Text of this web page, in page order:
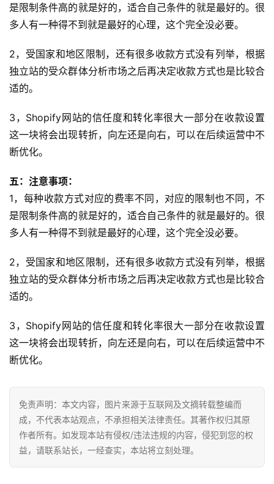
是限制条件高的就是好的，适合自己条件的就是最好的。很
多人有一种得不到就是最好的心理，这个完全没必要。
2，受国家和地区限制，还有很多收款方式没有列举，根据
独立站的受众群体分析市场之后再决定收款方式也是比较合
适的。
3，Shopify网站的信任度和转化率很大一部分在收款设置
这一块将会出现转折，向左还是向右，可以在后续运营中不
断优化。
五：注意事项：
1，每种收款方式对应的费率不同，对应的限制也不同，不
是限制条件高的就是好的，适合自己条件的就是最好的。很
多人有一种得不到就是最好的心理，这个完全没必要。
2，受国家和地区限制，还有很多收款方式没有列举，根据
独立站的受众群体分析市场之后再决定收款方式也是比较合
适的。
3，Shopify网站的信任度和转化率很大一部分在收款设置
这一块将会出现转折，向左还是向右，可以在后续运营中不
断优化。
免责声明：本文内容，图片来源于互联网及文摘转载整编而
成，不代表本站观点，不承担相关法律责任。其著作权归其原
作者所有。如发现本站有侵权/违法违规的内容，侵犯到您的权
益，请联系站长，一经查实，本站将立刻处理。